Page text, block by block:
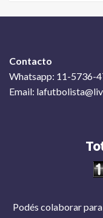
Contacto
Whatsapp: 11-5736-
Email:
Podés colaborar